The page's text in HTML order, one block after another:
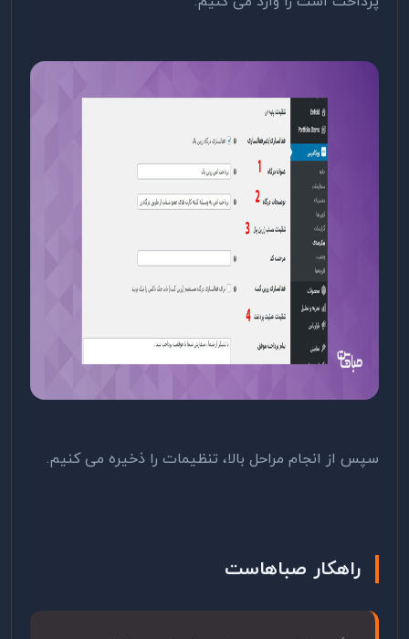
سپس از انجام مراحل بالا، تنظیمات را ذخیره می کنیم.
راهکار صباهاست